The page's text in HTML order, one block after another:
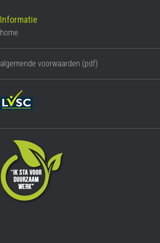
Informatie
home
algemende voorwaarden (pdf)